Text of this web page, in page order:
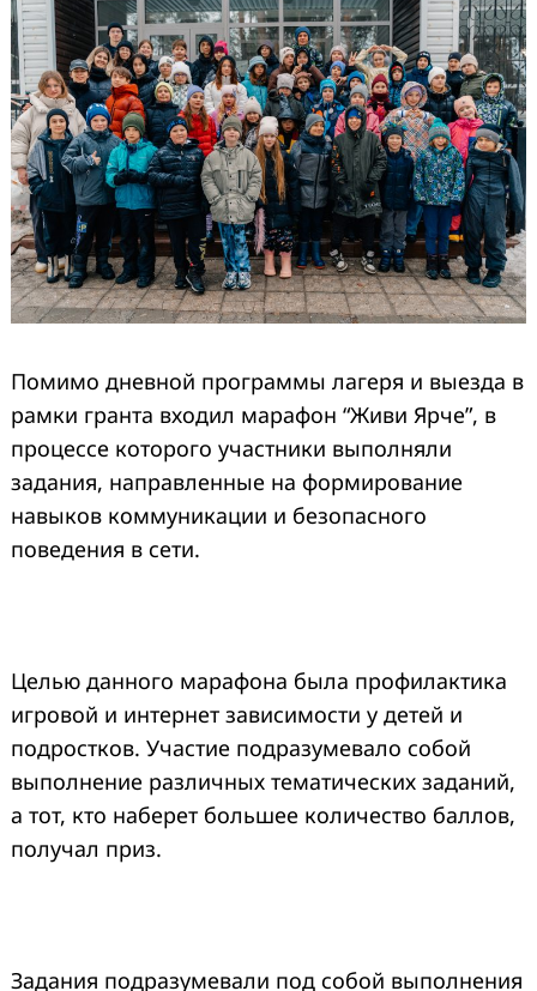
Помимо дневной программы лагеря и выезда в
рамки гранта входил марафон “Живи Ярче”, в
процессе которого участники выполняли
задания, направленные на формирование
навыков коммуникации и безопасного
поведения в сети.
Целью данного марафона была профилактика
игровой и интернет зависимости у детей и
подростков. Участие подразумевало собой
выполнение различных тематических заданий,
а тот, кто наберет большее количество баллов,
получал приз.
Задания подразумевали под собой выполнения